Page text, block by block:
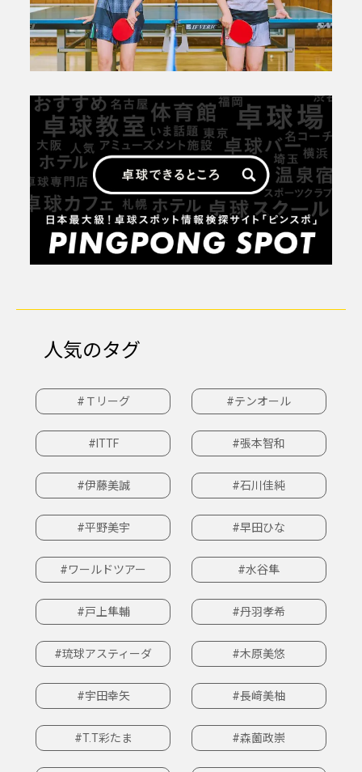
人気のタグ
#Ｔリーグ #テンオール
#ITTF #張本智和
#伊藤美誠 #石川佳純
#平野美宇 #早田ひな
#ワールドツアー #水谷隼
#戸上隼輔 #丹羽孝希
#琉球アスティーダ #木原美悠
#宇田幸矢 #長﨑美柚
#T.T彩たま #森薗政崇